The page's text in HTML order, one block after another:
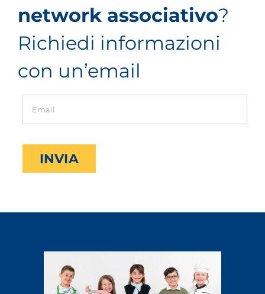
network associativo?
Richiedi informazioni
con un’email